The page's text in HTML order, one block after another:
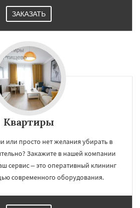
ЗАКАЗАТЬ
Квартиры
или просто нет желания убирать в
Закажите в нашей компании
сервис – это оперативный клининг
современного оборудования.